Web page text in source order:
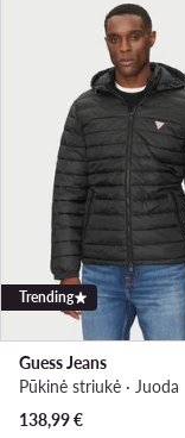
Trending
Guess Jeans
Pūkinė striukė · Juoda
138,99€